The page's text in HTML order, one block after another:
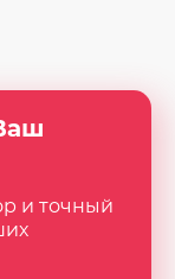
и точный